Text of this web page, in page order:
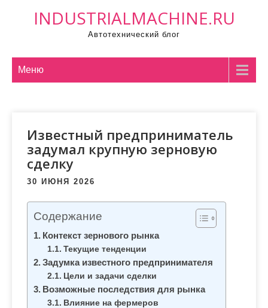
INDUSTRIALMACHINE.RU
Автотехнический блог
Меню
Известный предприниматель
задумал крупную зерновую
сделку
30 ИЮНЯ 2026
Содержание
Контекст зернового рынка
Текущие тенденции
Задумка известного предпринимателя
Цели и задачи сделки
Возможные последствия для рынка
Влияние на фермеров